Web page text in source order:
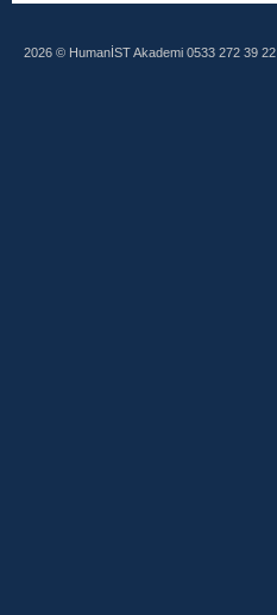
2026 © HumanİST Akademi 0533 272 39 22